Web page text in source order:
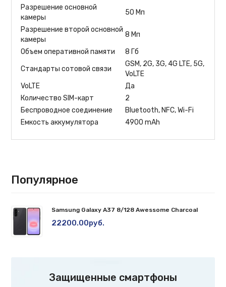
Разрешение основной
камеры
50 Мп
Разрешение второй основной
камеры
8 Мп
Объем оперативной памяти
8 Гб
Стандарты сотовой связи
GSM, 2G, 3G, 4G LTE, 5G,
VoLTE
VoLTE
Да
Количество SIM-карт
2
Беспроводное соединение
Bluetooth, NFC, Wi-Fi
Емкость аккумулятора
4900 mAh
Популярное
Samsung Galaxy A37 8/128 Awessome Charcoal
22200.00руб.
Защищенные смартфоны